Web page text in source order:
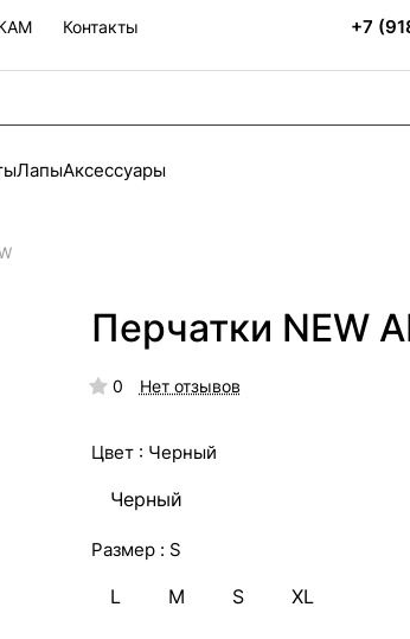
Контакты +7
ЛапыАксессуары
Перчатки NEW
0 Нет отзывов
Цвет : Черный
Черный
Размер : S
L M S XL